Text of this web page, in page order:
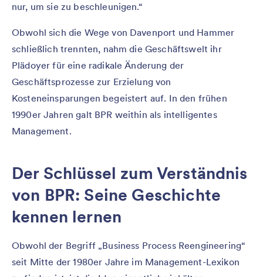
nur, um sie zu beschleunigen.“
Obwohl sich die Wege von Davenport und Hammer
schließlich trennten, nahm die Geschäftswelt ihr
Plädoyer für eine radikale Änderung der
Geschäftsprozesse zur Erzielung von
Kosteneinsparungen begeistert auf. In den frühen
1990er Jahren galt BPR weithin als intelligentes
Management.
Der Schlüssel zum Verständnis
von BPR: Seine Geschichte
kennen lernen
Obwohl der Begriff „Business Process Reengineering“
seit Mitte der 1980er Jahre im Management-Lexikon